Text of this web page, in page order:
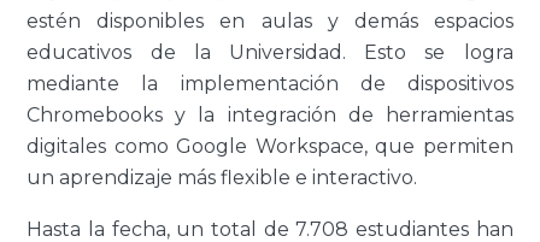
estén disponibles en aulas y demás espacios
educativos de la Universidad. Esto se logra
mediante la implementación de dispositivos
Chromebooks y la integración de herramientas
digitales como Google Workspace, que permiten
un aprendizaje más flexible e interactivo.
Hasta la fecha, un total de 7.708 estudiantes han